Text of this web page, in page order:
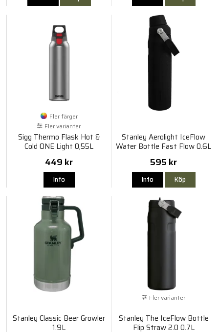
Fler färger
Fler varianter
Sigg Thermo Flask Hot &
Cold ONE Light 0,55L
449 kr
Info
Stanley Aerolight IceFlow
Water Bottle Fast Flow 0.6L
595 kr
Info Köp
Stanley Classic Beer Growler
1.9L
Fler varianter
Stanley The IceFlow Bottle
Flip Straw 2.0 0.7L